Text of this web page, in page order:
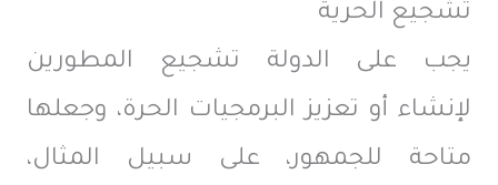
تشجيع الحرية
يجب على الدولة تشجيع المطورين
لإنشاء أو تعزيز البرمجيات الحرة، وجعلها
متاحة للجمهور، على سبيل المثال،